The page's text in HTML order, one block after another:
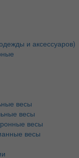
и аксессуаров)
весы
весы
весы
весы